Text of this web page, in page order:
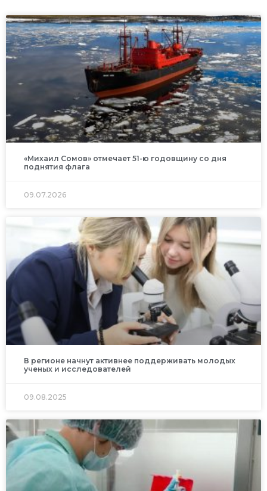
«Михаил Сомов» отмечает 51-ю годовщину со дня
поднятия флага
09.07.2026
В регионе начнут активнее поддерживать молодых
ученых и исследователей
09.08.2025